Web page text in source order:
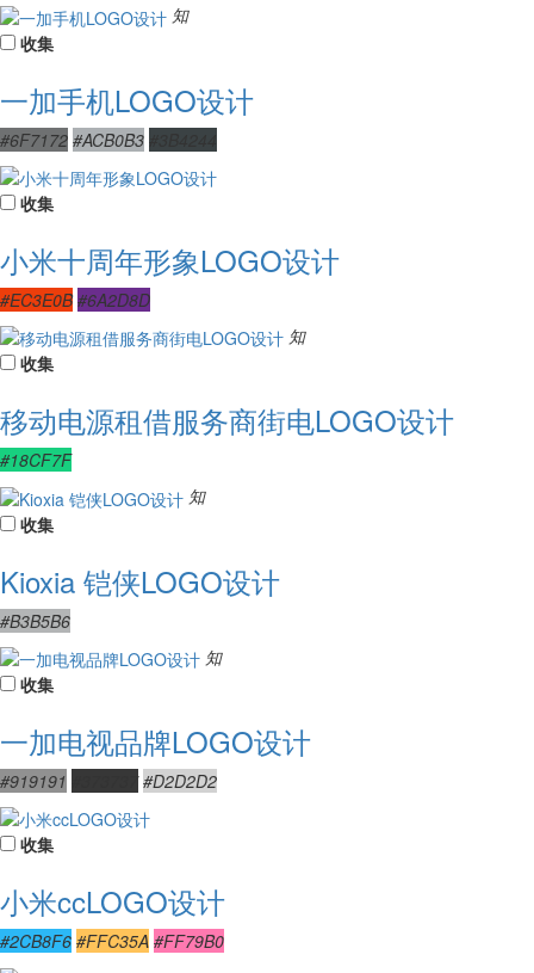
知
收集
一加手机LOGO设计
#6F7172 #ACB0B3
收集
小米十周年形象LOGO设计
#EC3E0B #6A2D8D
知
收集
移动电源租借服务商街电LOGO设计
#18CF7F
知
收集
Kioxia 铠侠LOGO设计
#B3B5B6
知
收集
一加电视品牌LOGO设计
#919191 #D2D2D2
收集
小米ccLOGO设计
#2CB8F6 #FFC35A #FF79B0